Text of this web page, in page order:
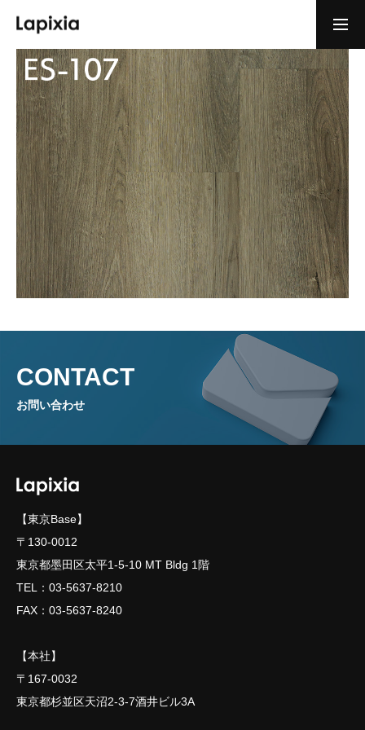
ショールーム・体験予約 お問い合わせ
HOME
CONCEPT
PERFORMANCE
PRODUCTS
GALLERY
COMPANY・ACCESS
CONTACT・ORDER
Lamett（Global site）
CONTACT
お問い合わせ
【東京Base】
〒130-0012
東京都墨田区太平1-5-10 MT Bldg 1階
TEL：03-5637-8210
FAX：03-5637-8240
【本社】
〒167-0032
東京都杉並区天沼2-3-7酒井ビル3A